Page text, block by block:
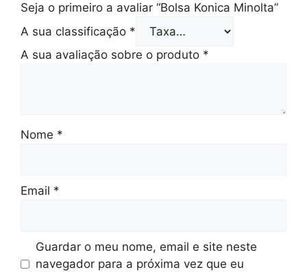
Seja o primeiro a avaliar “Bolsa Konica Minolta”
A sua classificação *
A sua avaliação sobre o produto *
Nome *
Email *
Guardar o meu nome, email e site neste
navegador para a próxima vez que eu